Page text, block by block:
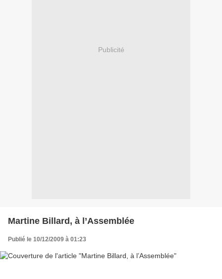
Publicité
Martine Billard, à l’Assemblée
Publié le 10/12/2009 à 01:23